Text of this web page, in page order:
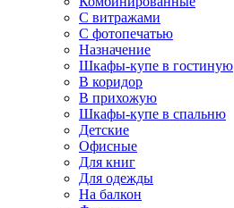
С витражами
С фотопечатью
Назначение
Шкафы-купе в гостиную
В коридор
В прихожую
Шкафы-купе в спальню
Детские
Офисные
Для книг
Для одежды
На балкон